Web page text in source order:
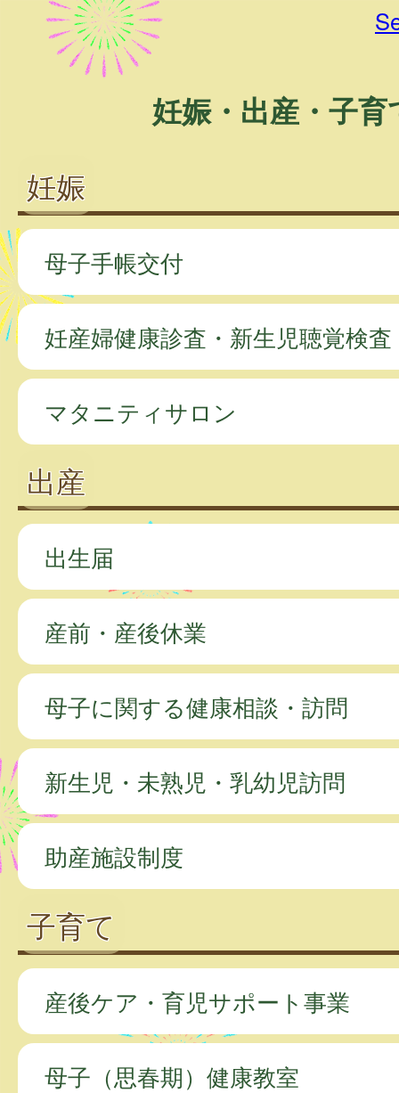
妊娠・出産・子育
妊娠
母子手帳交付
妊産婦健康診査・新生児聴覚検査
マタニティサロン
出産
出生届
産前・産後休業
母子に関する健康相談・訪問
新生児・未熟児・乳幼児訪問
助産施設制度
子育て
産後ケア・育児サポート事業
母子（思春期）健康教室